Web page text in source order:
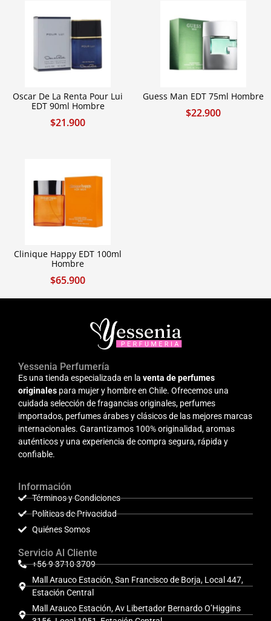
Oscar De La Renta Pour Lui
EDT 90ml Hombre
$21.900
Guess Man EDT 75ml Hombre
$22.900
Clinique Happy EDT 100ml
Hombre
$65.900
Yessenia Perfumería
Es una tienda especializada en la venta de perfumes
originales para mujer y hombre en Chile. Ofrecemos una
cuidada selección de fragancias originales, perfumes
importados, perfumes árabes y clásicos de las mejores marcas
internacionales. Garantizamos 100% originalidad, aromas
auténticos y una experiencia de compra segura, rápida y
confiable.
Información
Términos y Condiciones
Políticas de Privacidad
Quiénes Somos
Servicio Al Cliente
+56 9 3710 3709
Mall Arauco Estación, San Francisco de Borja, Local 447,
Estación Central
Mall Arauco Estación, Av Libertador Bernardo O’Higgins